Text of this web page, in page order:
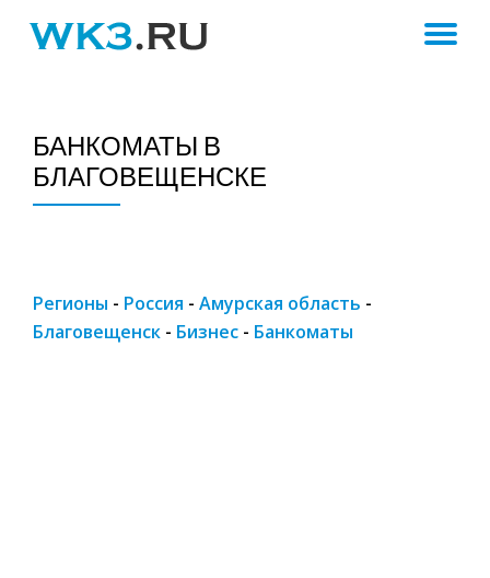
БАНКОМАТЫ В
БЛАГОВЕЩЕНСКЕ
Регионы - Россия - Амурская область -
Благовещенск - Бизнес - Банкоматы